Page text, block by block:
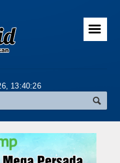
☰
13:40:28